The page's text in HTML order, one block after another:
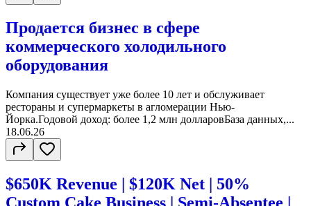
Продается бизнес в сфере
коммерческого холодильного
оборудования
Компания существует уже более 10 лет и обслуживает
рестораны и супермаркеты в агломерации Нью-
Йорка.Годовой доход: более 1,2 млн долларовБаза данных,...
18.06.26
$650K Revenue | $120K Net | 50%